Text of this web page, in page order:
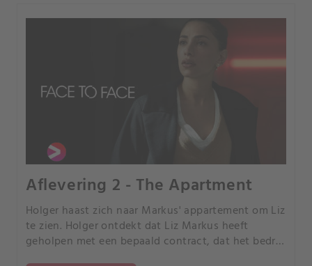
Aflevering 2 - The Apartment
Holger haast zich naar Markus' appartement om Liz
te zien. Holger ontdekt dat Liz Markus heeft
geholpen met een bepaald contract, dat het bedrijf